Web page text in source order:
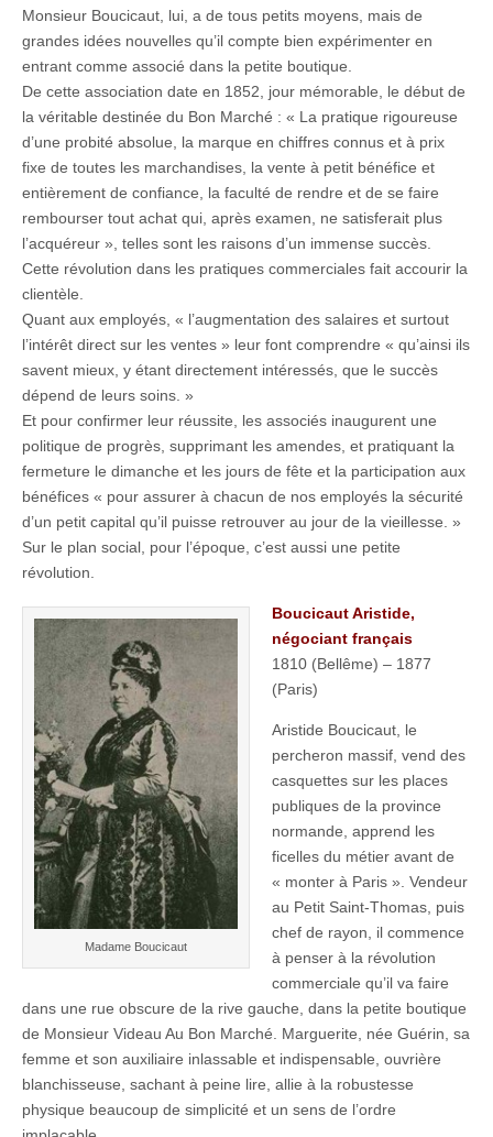
Monsieur Boucicaut, lui, a de tous petits moyens, mais de
grandes idées nouvelles qu’il compte bien expérimenter en
entrant comme associé dans la petite boutique.
De cette association date en 1852, jour mémorable, le début de
la véritable destinée du Bon Marché : « La pratique rigoureuse
d’une probité absolue, la marque en chiffres connus et à prix
fixe de toutes les marchandises, la vente à petit bénéfice et
entièrement de confiance, la faculté de rendre et de se faire
rembourser tout achat qui, après examen, ne satisferait plus
l’acquéreur », telles sont les raisons d’un immense succès.
Cette révolution dans les pratiques commerciales fait accourir la
clientèle.
Quant aux employés, « l’augmentation des salaires et surtout
l’intérêt direct sur les ventes » leur font comprendre « qu’ainsi ils
savent mieux, y étant directement intéressés, que le succès
dépend de leurs soins. »
Et pour confirmer leur réussite, les associés inaugurent une
politique de progrès, supprimant les amendes, et pratiquant la
fermeture le dimanche et les jours de fête et la participation aux
bénéfices « pour assurer à chacun de nos employés la sécurité
d’un petit capital qu’il puisse retrouver au jour de la vieillesse. »
Sur le plan social, pour l’époque, c’est aussi une petite
révolution.
Madame Boucicaut
Boucicaut Aristide,
négociant français
1810 (Bellême) – 1877
(Paris)
Aristide Boucicaut, le
percheron massif, vend des
casquettes sur les places
publiques de la province
normande, apprend les
ficelles du métier avant de
« monter à Paris ». Vendeur
au Petit Saint-Thomas, puis
chef de rayon, il commence
à penser à la révolution
commerciale qu’il va faire
dans une rue obscure de la rive gauche, dans la petite boutique
de Monsieur Videau Au Bon Marché. Marguerite, née Guérin, sa
femme et son auxiliaire inlassable et indispensable, ouvrière
blanchisseuse, sachant à peine lire, allie à la robustesse
physique beaucoup de simplicité et un sens de l’ordre